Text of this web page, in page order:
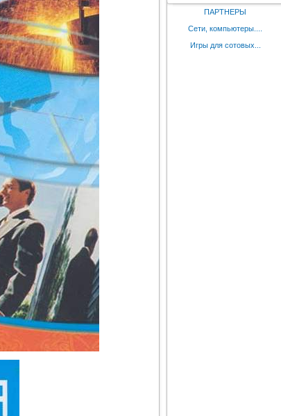
ПАРТНЕРЫ
Сети, компьютеры....
Игры для сотовых...